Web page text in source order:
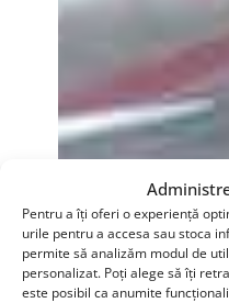
Pentru a îți oferi o experiență
urile pentru a accesa sau stoca
permite să analizăm modul de
personalizat. Poți alege să îți
este posibil ca anumite